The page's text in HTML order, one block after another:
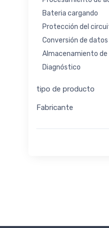
Bateria cargando
Protección del
Conversión de datos
Almacenamiento
Diagnóstico
Procesamiento
Recolección de
tipo de producto
Fabricante